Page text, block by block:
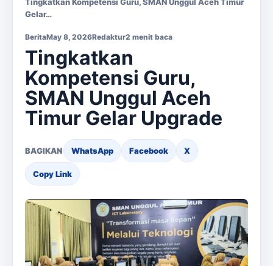
Gelar…
BeritaMay 8, 2026Redaktur2 menit baca
Tingkatkan
Kompetensi Guru,
SMAN Unggul Aceh
Timur Gelar Upgrade
BAGIKAN WhatsApp Facebook X
Copy Link